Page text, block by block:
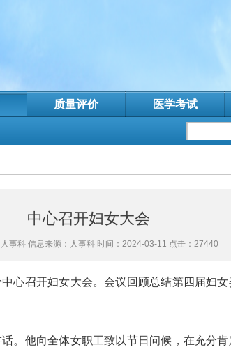
质量评价 医学考试
中心召开妇女大会
事科 信息来源：人事科 时间：2024-03-11 点击：27440
心召开妇女大会。会议回顾总结第四届妇
。他向全体女职工致以节日问候，在充分